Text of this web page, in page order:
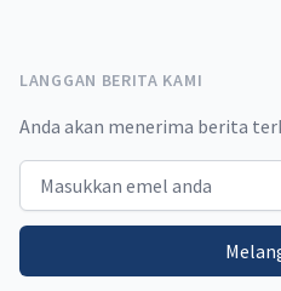
LANGGAN BERITA KAMI
Anda akan menerima berita
Email address